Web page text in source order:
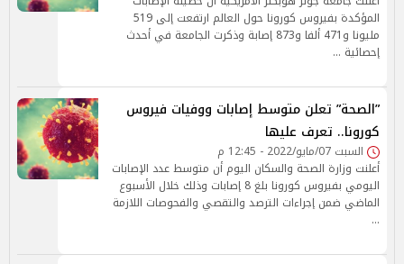
المؤكدة بفيروس كورونا حول العالم ارتفعت إلى 519
مليونا و471 ألفا و873 إصابة وذكرت الجامعة في أحدث
إحصائية …
”الصحة” تعلن متوسط إصابات ووفيات فيروس
كورونا.. تعرف عليها
السبت 07/مايو/2022 - 12:45 م
أعلنت وزارة الصحة والسكان اليوم أن متوسط عدد الإصابات
اليومي بفيروس كورونا بلغ 8 إصابات وذلك خلال الأسبوع
الماضي ضمن إجراءات الترصد والتقصي والفحوصات اللازمة
…